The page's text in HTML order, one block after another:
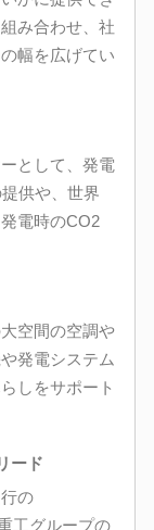
み合わせ、社
幅を広げてい
として、発電
供や、世界
電時のCO2
空間の空調や
発電システム
しをサポート
ード
の
工グループの